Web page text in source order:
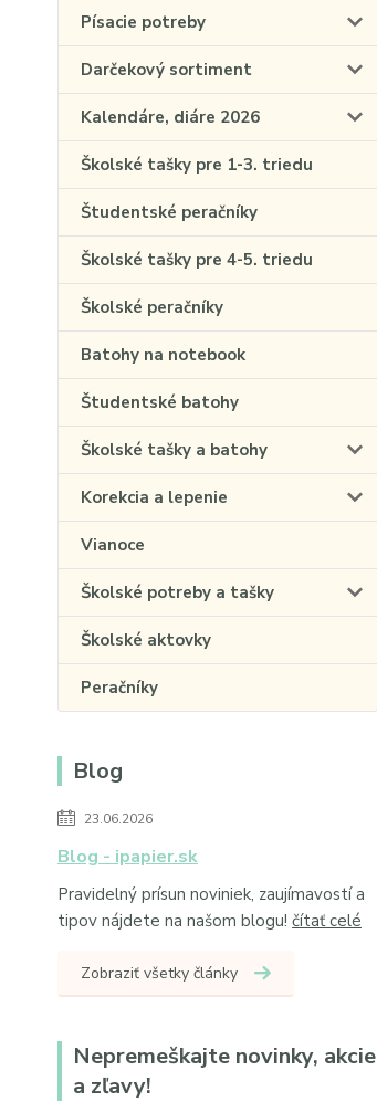
Písacie potreby
Darčekový sortiment
Kalendáre, diáre 2026
Školské tašky pre 1-3. triedu
Študentské peračníky
Školské tašky pre 4-5. triedu
Školské peračníky
Batohy na notebook
Študentské batohy
Školské tašky a batohy
Korekcia a lepenie
Vianoce
Školské potreby a tašky
Školské aktovky
Peračníky
Blog
23.06.2026
Blog - ipapier.sk
Pravidelný prísun noviniek, zaujímavostí a
tipov nájdete na našom blogu! čítať celé
Zobraziť všetky články
Nepremeškajte novinky, akcie
a zľavy!